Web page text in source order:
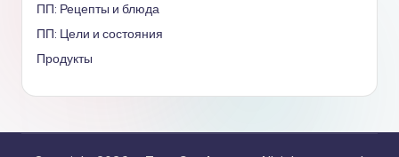
ПП: Рецепты и блюда
ПП: Цели и состояния
Продукты